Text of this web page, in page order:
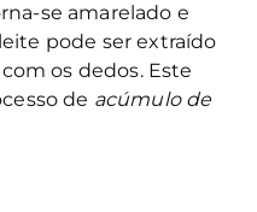
se amarelado e
pode ser extraído
os dedos. Este
de acúmulo de